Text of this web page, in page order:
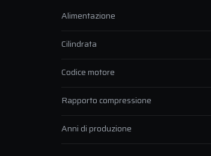
Alimentazione
Cilindrata
Codice motore
Rapporto compressione
Anni di produzione